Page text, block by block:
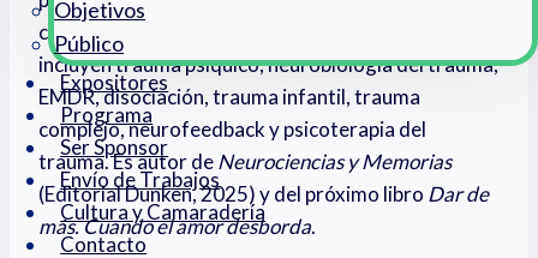
Objetivos
Público
Expositores
Programa
Ser Sponsor
Envío de Trabajos
Cultura y Camaradería
Contacto
calidad de invitado. Sus áreas de especialización
incluyen trauma psíquico, neurobiología del trauma,
EMDR, disociación, trauma infantil, trauma
complejo, neurofeedback y psicoterapia del
trauma. Es autor deNeurociencias y Memorias
(Editorial Dunken, 2025) y del próximo libro Dar de
más. Cuando el amor desborda.